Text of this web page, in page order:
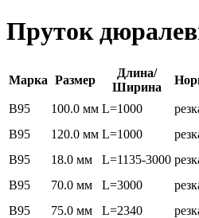
Пруток
Марка Размер
Длина/
Ширина
В95 100.0 мм L=1000
В95 120.0 мм L=1000
В95 18.0 мм L=1135-3000
В95 70.0 мм L=3000
В95 75.0 мм L=2340